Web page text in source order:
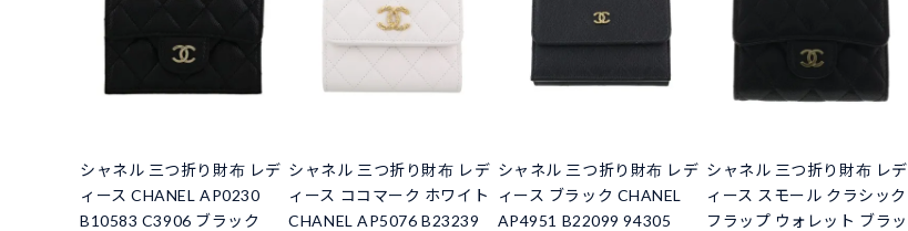
シャネル 三つ折り財布 レデ
ィース CHANEL AP0230
B10583 C3906 ブラック
シャネル 三つ折り財布 レデ
ィース ココマーク ホワイト
CHANEL AP5076 B23239
シャネル 三つ折り財布 レデ
ィース ブラック CHANEL
AP4951 B22099 94305
シャネル 三つ折り財布 レデ
ィース スモール クラシック
フラップ ウォレット ブラッ